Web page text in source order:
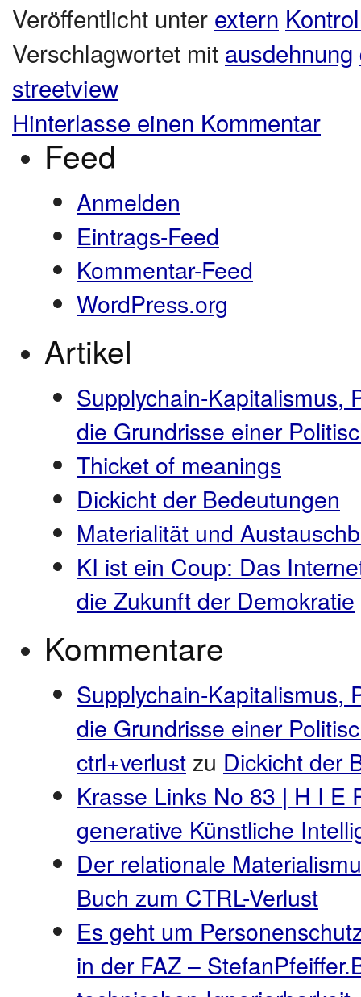
Veröffentlicht unter extern
Verschlagwortet mit ausdehnung
streetview
Hinterlasse einen Kommentar
Feed
Anmelden
Eintrags-Feed
Kommentar-Feed
WordPress.org
Artikel
Supplychain-Kapitalismus,
die Grundrisse einer
Thicket of meanings
Dickicht der Bedeutungen
Materialität und
KI ist ein Coup: Das
die Zukunft der Demokratie
Kommentare
Supplychain-Kapitalismus,
die Grundrisse einer
ctrl+verlustzu Dickicht der
Krasse Links No 83 | H I E
generative Künstliche
Der relationale
Buch zum CTRL-Verlust
Es geht um
in der FAZ –